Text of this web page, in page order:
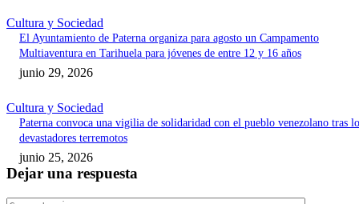
Cultura y Sociedad
El Ayuntamiento de Paterna organiza para agosto un Campamento
Multiaventura en Tarihuela para jóvenes de entre 12 y 16 años
junio 29, 2026
Cultura y Sociedad
Paterna convoca una vigilia de solidaridad con el pueblo venezolano tras
devastadores terremotos
junio 25, 2026
Dejar una respuesta